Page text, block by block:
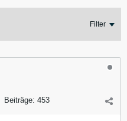
Filter
Beiträge: 453